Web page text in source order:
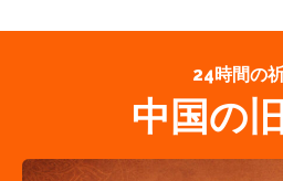
24時間の
中国の